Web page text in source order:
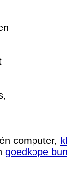
computer,
goedkope